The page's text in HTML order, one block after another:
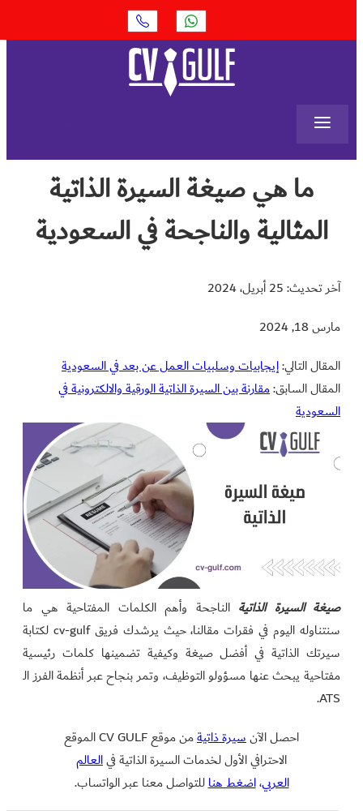
≡
ما هي صيغة السيرة الذاتية
المثالية والناجحة في السعودية
آخر تحديث: 25 أبريل، 2024
مارس 18, 2024
المقال التالي:إيجابيات وسلبيات العمل عن بعد في السعودية
المقال السابق:مقارنة بين السيرة الذاتية الورقية والالكترونية في
السعودية
صيغة السيرة الذاتية الناجحة وأهم الكلمات المفتاحية هي ما
سنتناوله اليوم في فقرات مقالنا، حيث يرشدك فريق cv-gulf لكتابة
سيرتك الذاتية في أفضل صيغة وكيفية تضمينها كلمات رئيسية
مفتاحية يبحث عنها مسؤولو التوظيف، وتمر بنجاح عبر أنظمة الفرز الـ
ATS.
احصل الآنسيرة ذاتية
من موقع CV GULF الموقع
الاحترافي الأول لخدمات السيرة الذاتية فيالعالم
العربي،اضغط هناللتواصل معنا عبر الواتساب.